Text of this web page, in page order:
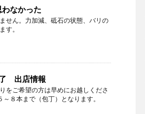
なかった
せん。力加減、砥石の状態、バリの
す。
出店情報
をご希望の方は早めにお越しくださ
８本まで（包丁）となります。